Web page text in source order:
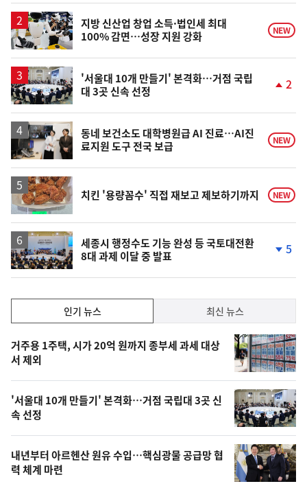
상
승
지방 신산업 창업 소득·법인세 최대
100% 감면…성장 지원 강화
NEW
'서울대 10개 만들기' 본격화…거점 국립
대 3곳 신속 선정
상
승
2
동네 보건소도 대학병원급 AI 진료…AI진
료지원 도구 전국 보급
NEW
치킨 '용량꼼수' 직접 재보고 제보하기까지 NEW
세종시 행정수도 기능 완성 등 국토대전환
8대 과제 이달 중 발표
하
락
5
기,
최
신,
오
늘
의
영
상
인기 뉴스 최신 뉴스
기
뉴
스
거주용 1주택, 시가 20억 원까지 종부세 과세 대상
서 제외
'서울대 10개 만들기' 본격화…거점 국립대 3곳 신
속 선정
내년부터 아르헨산 원유 수입…핵심광물 공급망 협
력 체계 마련